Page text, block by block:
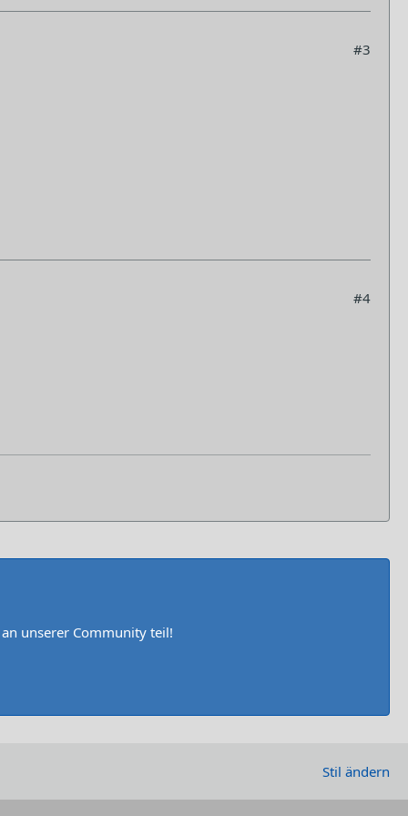
#3
#4
unserer Community teil!
Stil ändern